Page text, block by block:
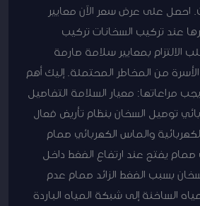
على عرض سعر الآن معايير
عند تركيب السخانات تركيب
الالتزام بمعايير سلامة صارمة
الأسرة من المخاطر المحتملة. إليك أهم
مراعاتها: معيار السلامة التفاصيل
توصيل السخان بنظام تأريض فعال
والماس الكهربائي صمام
يفتح عند ارتفاع الضغط داخل
بسبب الضغط الزائد صمام عدم
الساخنة إلى شبكة المياه الباردة